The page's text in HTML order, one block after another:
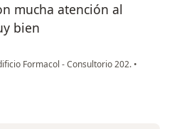
mucha atención al
bien
Formacol - Consultorio 202. •